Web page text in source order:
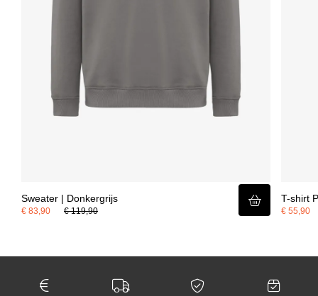
Sweater | Donkergrijs
€ 83,90 € 119,90
T-shirt
€ 55,90